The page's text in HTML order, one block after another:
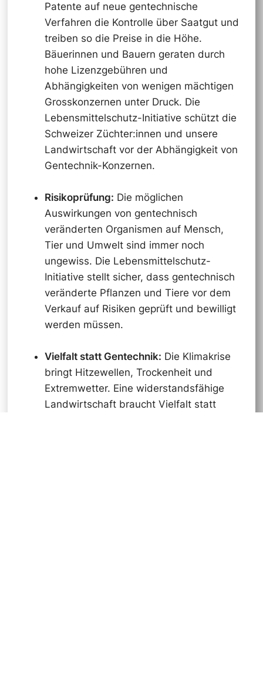
Patente auf neue gentechnische
Verfahren die Kontrolle über Saatgut und
treiben so die Preise in die Höhe.
Bäuerinnen und Bauern geraten durch
hohe Lizenzgebühren und
Abhängigkeiten von wenigen mächtigen
Grosskonzernen unter Druck. Die
Lebensmittelschutz-Initiative schützt die
Schweizer Züchter:innen und unsere
Landwirtschaft vor der Abhängigkeit von
Gentechnik-Konzernen.
Risikoprüfung: Die möglichen
Auswirkungen von gentechnisch
veränderten Organismen auf Mensch,
Tier und Umwelt sind immer noch
ungewiss. Die Lebensmittelschutz-
Initiative stellt sicher, dass gentechnisch
veränderte Pflanzen und Tiere vor dem
Verkauf auf Risiken geprüft und bewilligt
werden müssen.
Vielfalt statt Gentechnik: Die Klimakrise
bringt Hitzewellen, Trockenheit und
Extremwetter. Eine widerstandsfähige
Landwirtschaft braucht Vielfalt statt